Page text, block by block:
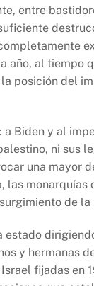
entre
año, al tiempo
posición del
a Biden y al
ni sus
una mayor
las
de
estado
y hermanas
fijadas en